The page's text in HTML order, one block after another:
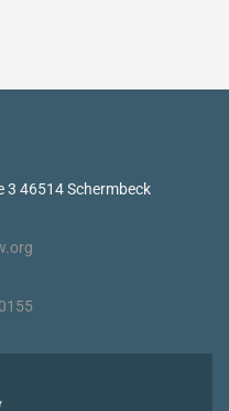
3 46514 Schermbeck